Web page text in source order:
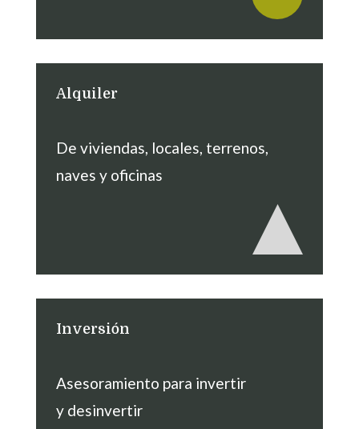
Alquiler
De viviendas, locales, terrenos,
naves y oficinas
Inversión
Asesoramiento para invertir
y desinvertir